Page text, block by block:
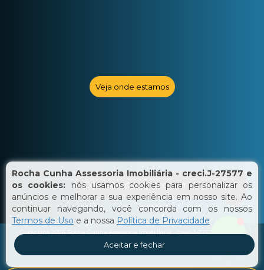
Veja onde estamos
Comece o contato por WhatsApp
Copyright 2026 Rocha Cunha Assessoria Imobiliária - creci.J-27577
direitos reservados.
MIDAS CRM oferece Sistema para Corretor de Imóveis
eSite para Imobiliárias e Corretores de Imóveis
Rocha Cunha Assessoria Imobiliária - creci.J-27577 e
os cookies: nós usamos cookies para personalizar os
anúncios e melhorar a sua experiência em nosso site. Ao
continuar navegando, você concorda com os nossos
Termos de Uso e a nossa Política de Privacidade
Aceitar e fechar